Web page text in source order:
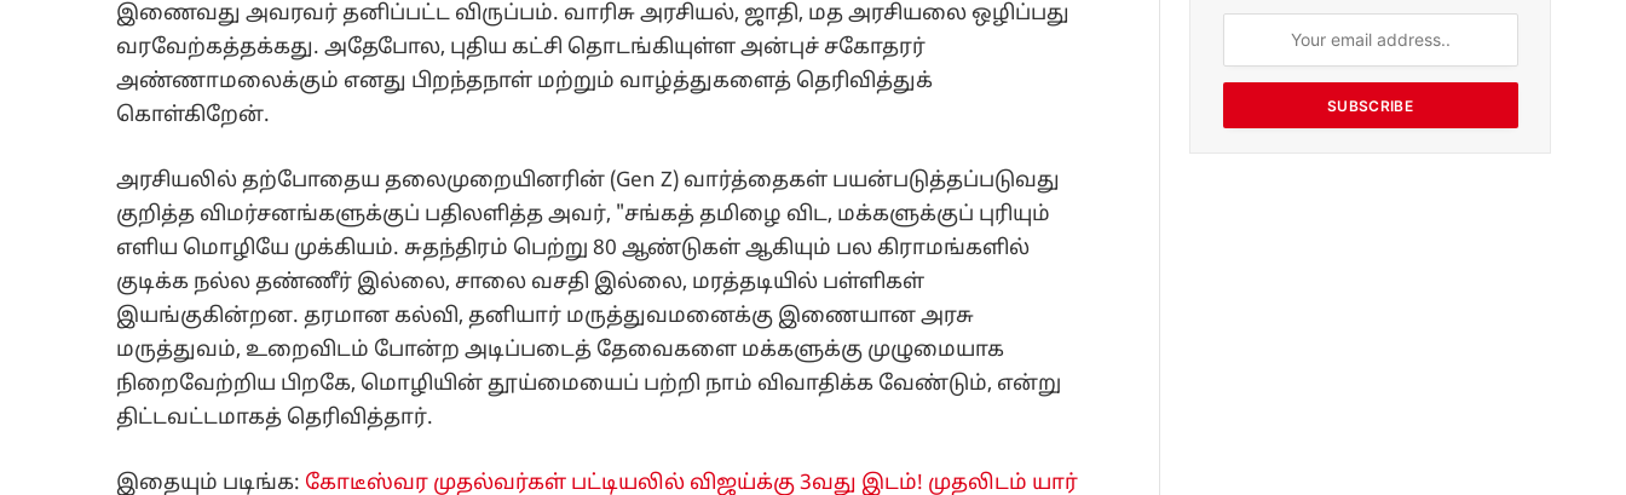
இணைவது அவரவர் தனிப்பட்ட விருப்பம். வாரிசு அரசியல், ஜாதி, மத அரசியலை ஒழிப்பது
வரவேற்கத்தக்கது. அதேபோல, புதிய கட்சி தொடங்கியுள்ள அன்புச் சகோதரர்
அண்ணாமலைக்கும் எனது பிறந்தநாள் மற்றும் வாழ்த்துகளைத் தெரிவித்துக்
கொள்கிறேன்.
அரசியலில் தற்போதைய தலைமுறையினரின் (Gen Z) வார்த்தைகள் பயன்படுத்தப்படுவது
குறித்த விமர்சனங்களுக்குப் பதிலளித்த அவர், "சங்கத் தமிழை விட, மக்களுக்குப் புரியும்
எளிய மொழியே முக்கியம். சுதந்திரம் பெற்று 80 ஆண்டுகள் ஆகியும் பல கிராமங்களில்
குடிக்க நல்ல தண்ணீர் இல்லை, சாலை வசதி இல்லை, மரத்தடியில் பள்ளிகள்
இயங்குகின்றன. தரமான கல்வி, தனியார் மருத்துவமனைக்கு இணையான அரசு
மருத்துவம், உறைவிடம் போன்ற அடிப்படைத் தேவைகளை மக்களுக்கு முழுமையாக
நிறைவேற்றிய பிறகே, மொழியின் தூய்மையைப் பற்றி நாம் விவாதிக்க வேண்டும், என்று
திட்டவட்டமாகத் தெரிவித்தார்.
இதையும் படிங்க: கோடீஸ்வர முதல்வர்கள் பட்டியலில் விஜய்க்கு 3வது இடம்! முதலிடம் யார்
SUBSCRIBE